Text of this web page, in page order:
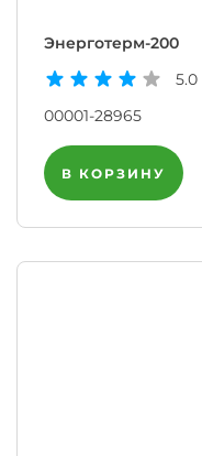
Энерготерм-200
5.0
00001-28965
В КОРЗИНУ